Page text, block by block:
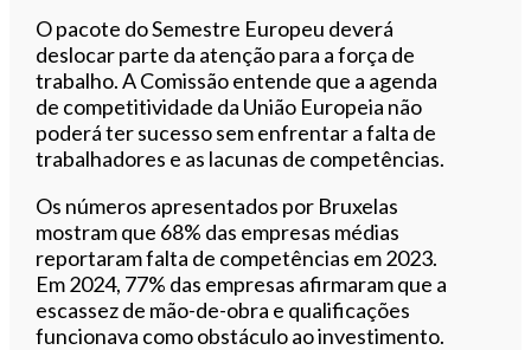
O pacote do Semestre Europeu deverá
deslocar parte da atenção para a força de
trabalho. A Comissão entende que a agenda
de competitividade da União Europeia não
poderá ter sucesso sem enfrentar a falta de
trabalhadores e as lacunas de competências.
Os números apresentados por Bruxelas
mostram que 68% das empresas médias
reportaram falta de competências em 2023.
Em 2024, 77% das empresas afirmaram que a
escassez de mão-de-obra e qualificações
funcionava como obstáculo ao investimento.